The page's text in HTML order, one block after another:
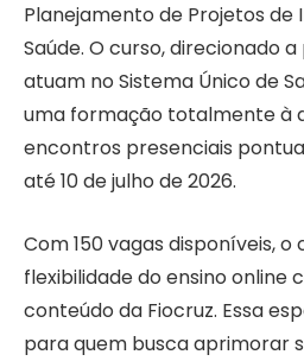
Planejamento de Projetos
Saúde. O curso, direcionado
atuam no Sistema Único de
uma formação totalmente à
encontros presenciais
até 10 de julho de 2026.
Com 150 vagas disponíveis,
flexibilidade do ensino online
conteúdo da Fiocruz. Essa
para quem busca aprimorar